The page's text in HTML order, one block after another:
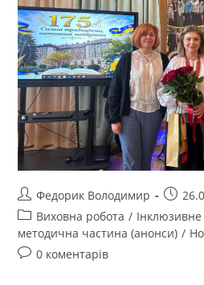
Федорик Володимир
Виховна робота / Інклюзивне
методична частина (анонси) /
0 коментарів